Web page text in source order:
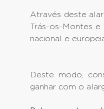
Através deste
Trás-os-Montes e
nacional e
Deste modo,
ganhar com o